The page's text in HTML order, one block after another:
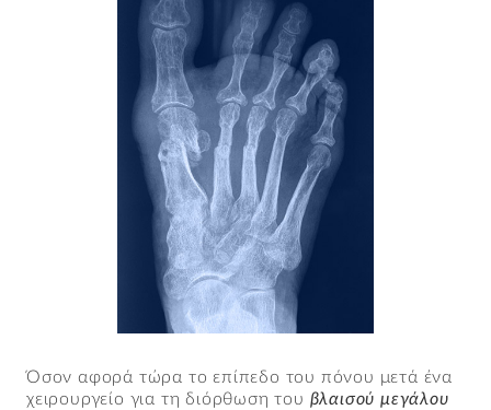
Όσον αφορά τώρα το επίπεδο του πόνου μετά ένα
χειρουργείο για τη διόρθωση του βλαισού μεγάλου